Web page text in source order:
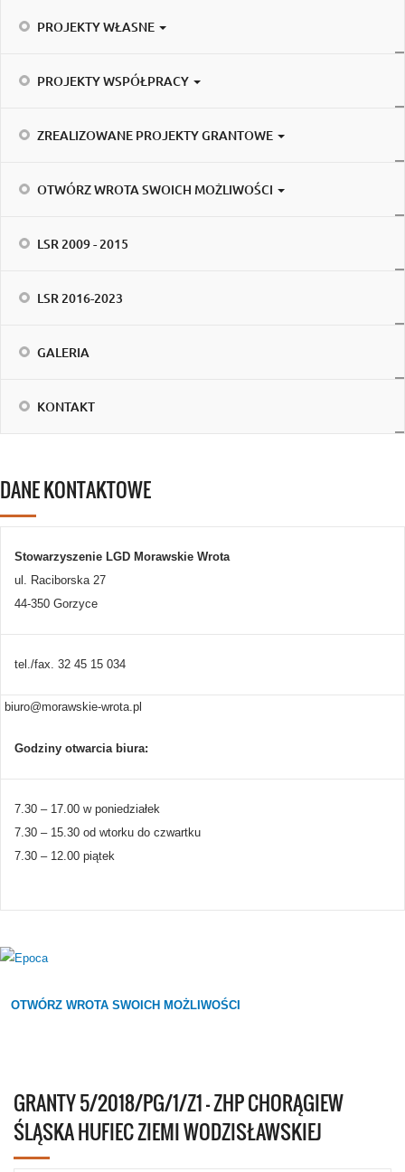
PROJEKTY WŁASNE
PROJEKTY WSPÓŁPRACY
ZREALIZOWANE PROJEKTY GRANTOWE
OTWÓRZ WROTA SWOICH MOŻLIWOŚCI
LSR 2009 - 2015
LSR 2016-2023
GALERIA
KONTAKT
DANE KONTAKTOWE
Stowarzyszenie LGD Morawskie Wrota
ul. Raciborska 27
44-350 Gorzyce
tel./fax. 32 45 15 034
biuro@morawskie-wrota.pl
Godziny otwarcia biura:
7.30 – 17.00 w poniedziałek
7.30 – 15.30 od wtorku do czwartku
7.30 – 12.00 piątek
OTWÓRZ WROTA SWOICH MOŻLIWOŚCI
GRANTY 5/2018/PG/1/Z1 - ZHP CHORĄGIEW
ŚLĄSKA HUFIEC ZIEMI WODZISŁAWSKIEJ